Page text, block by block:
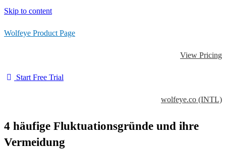
Skip to content
Wolfeye Product Page
View Pricing
Start Free Trial
wolfeye.co (INTL)
4 häufige Fluktuationsgründe und ihre
Vermeidung